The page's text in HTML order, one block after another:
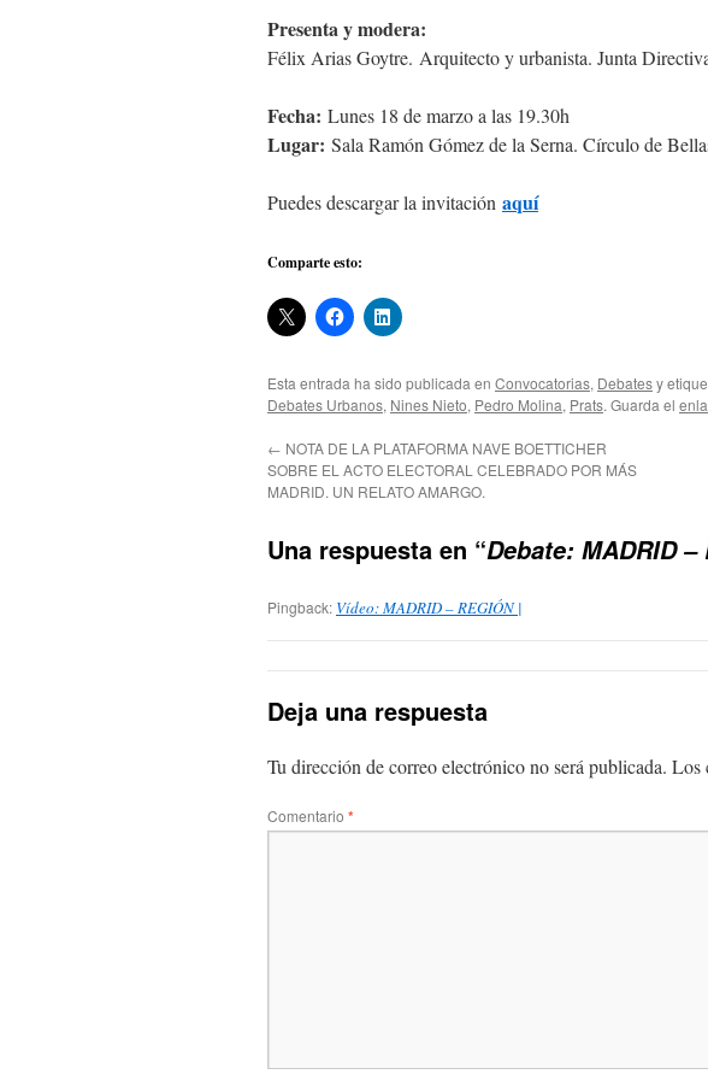
Presenta y modera:
Félix Arias Goytre. Arquitecto y urbanista. Junta
Fecha: Lunes 18 de marzo a las 19.30h
Lugar: Sala Ramón Gómez de la Serna. Círculo de
Puedes descargar la invitación aquí
Comparte esto:
Esta entrada ha sido publicada en Convocatorias, Debatesy
Debates Urbanos, Nines Nieto, Pedro Molina, Prats. Guarda el
← NOTA DE LA PLATAFORMA NAVE BOETTICHER
SOBRE EL ACTO ELECTORAL CELEBRADO POR MÁS
MADRID. UN RELATO AMARGO.
Una respuesta en “Debate: MADRID –
Pingback: Vídeo: MADRID – REGIÓN |
Deja una respuesta
Tu dirección de correo electrónico no será publicada. Los
Comentario *